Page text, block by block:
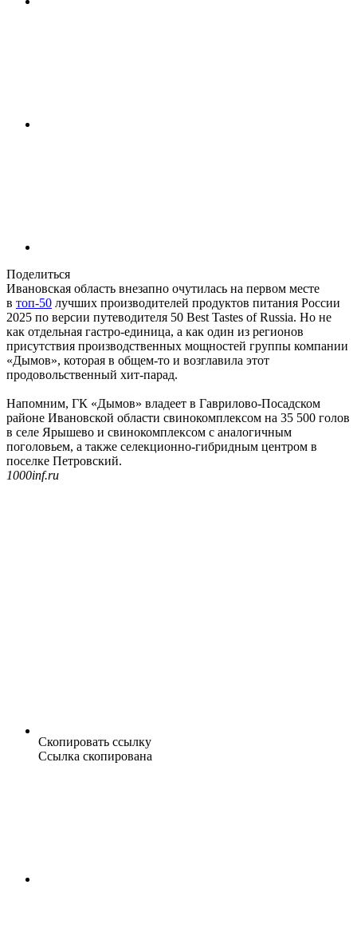
Поделиться
Ивановская область внезапно очутилась на первом месте
в топ-50 лучших производителей продуктов питания России
2025 по версии путеводителя 50 Best Tastes of Russia. Но не
как отдельная гастро-единица, а как один из регионов
присутствия производственных мощностей группы компании
«Дымов», которая в общем-то и возглавила этот
продовольственный хит-парад.
Напомним, ГК «Дымов» владеет в Гаврилово-Посадском
районе Ивановской области свинокомплексом на 35 500 голов
в селе Ярышево и свинокомплексом с аналогичным
поголовьем, а также селекционно-гибридным центром в
поселке Петровский.
1000inf.ru
Скопировать ссылку
Ссылка скопирована